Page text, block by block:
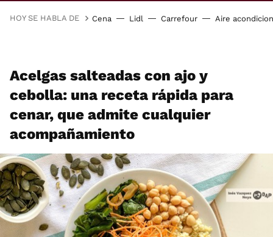
HOY SE HABLA DE Cena Lidl Carrefour Aire
Acelgas salteadas con ajo y
cebolla: una receta rápida para
cenar, que admite cualquier
acompañamiento